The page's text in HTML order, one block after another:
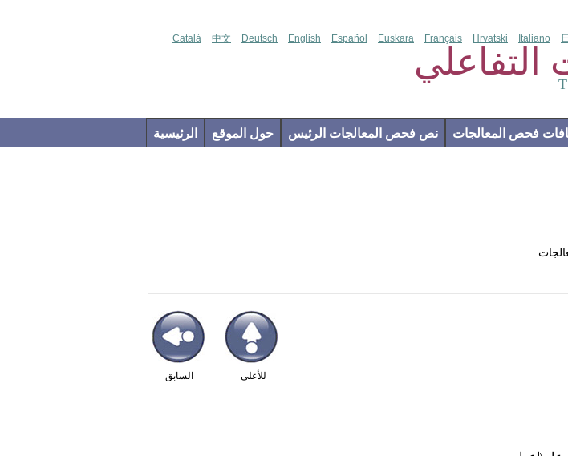
Català 中文 Deutsch English Español Euskara Français Hrvatski Italiano
الرئيسية حول الموقع نص فحص المعالجات الرئيس فحص المعالجات
للأعلى السابق